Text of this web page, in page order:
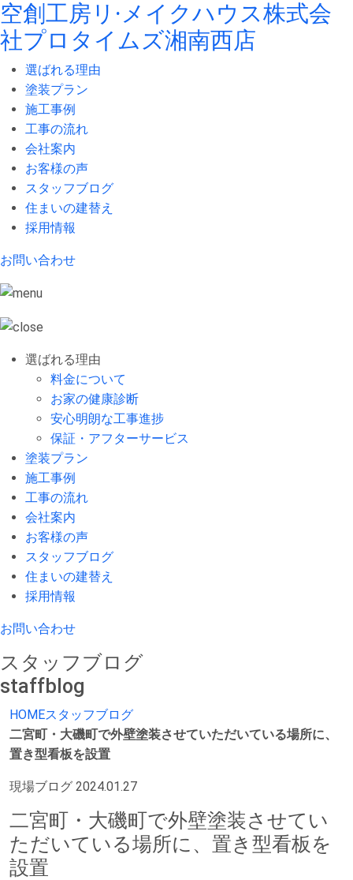
空創工房リ·メイクハウス株式会
社プロタイムズ湘南西店
選ばれる理由
塗装プラン
施工事例
工事の流れ
会社案内
お客様の声
スタッフブログ
住まいの建替え
採用情報
お問い合わせ
選ばれる理由
料金について
お家の健康診断
安心明朗な工事進捗
保証・アフターサービス
塗装プラン
施工事例
工事の流れ
会社案内
お客様の声
スタッフブログ
住まいの建替え
採用情報
お問い合わせ
スタッフブログ
staffblog
HOMEスタッフブログ
二宮町・大磯町で外壁塗装させていただいている場所に、
置き型看板を設置
現場ブログ 2024.01.27
二宮町・大磯町で外壁塗装させてい
ただいている場所に、置き型看板を
設置